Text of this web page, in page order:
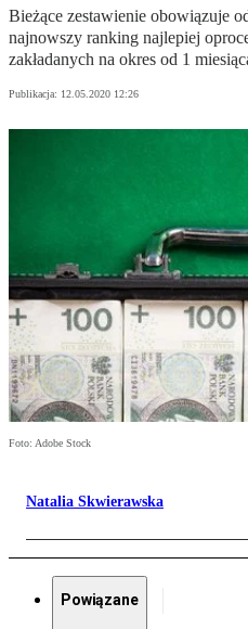
Bieżące zestawienie obowiązuje
najnowszy ranking najlepiej
zakładanych na okres od 1
Publikacja: 12.05.2020 12:26
Foto: Adobe Stock
Natalia Skwierawska
Powiązane